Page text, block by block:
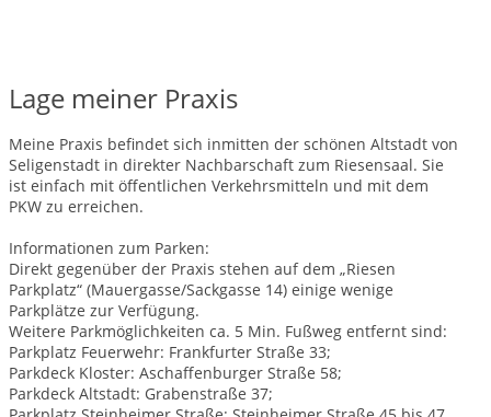
Lage meiner Praxis
Meine Praxis befindet sich inmitten der schönen Altstadt von
Seligenstadt in direkter Nachbarschaft zum Riesensaal. Sie
ist einfach mit öffentlichen Verkehrsmitteln und mit dem
PKW zu erreichen.
Informationen zum Parken:
Direkt gegenüber der Praxis stehen auf dem „Riesen
Parkplatz“ (Mauergasse/Sackgasse 14) einige wenige
Parkplätze zur Verfügung.
Weitere Parkmöglichkeiten ca. 5 Min. Fußweg entfernt sind:
Parkplatz Feuerwehr: Frankfurter Straße 33;
Parkdeck Kloster: Aschaffenburger Straße 58;
Parkdeck Altstadt: Grabenstraße 37;